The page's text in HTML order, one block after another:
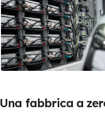
Una fabbrica a